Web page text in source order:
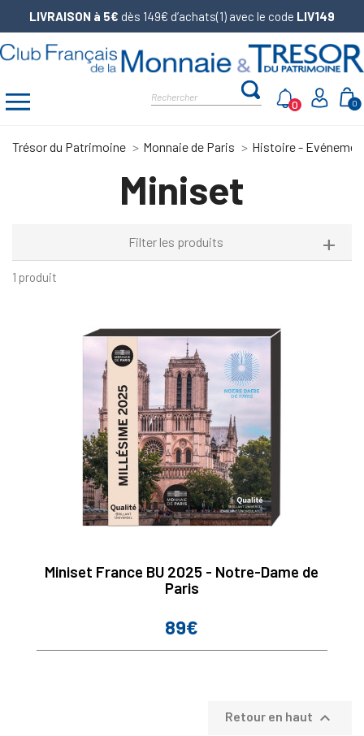
LIVRAISON à 5€ dès 149€ d’achats(1) avec le code LIV149
0
0
Trésor du Patrimoine Monnaie de Paris Histoire -
Miniset
Filter les produits
1 produit
Miniset France BU 2025 - Notre-Dame de
Paris
Prix
89€
Retour en haut 